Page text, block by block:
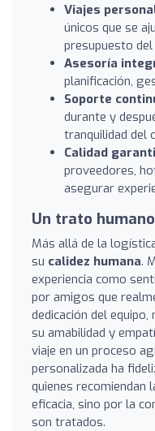
Viajes
únicos que se
presupuesto del
Asesoría
planificación,
Soporte
durante y
tranquilidad del
Calidad
proveedores,
asegurar
Un trato
Más allá de la
su calidez humana.
experiencia como
por amigos que
dedicación del
su amabilidad y
viaje en un proceso
personalizada ha
quienes recomiendan
eficacia, sino por la
son tratados.